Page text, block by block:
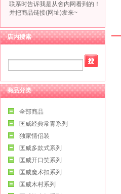
联系时告诉我是从舍内网看到的！
并把商品链接(网址)发来~
店内搜索
商品分类
全部商品
匡威经典常青系列
独家情侣装
匡威多款式系列
匡威开口笑系列
匡威魔术扣系列
匡威木村系列